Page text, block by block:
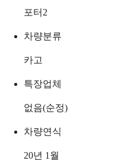
포터2
차량분류
카고
특장업체
없음(순정)
차량연식
20년 1월